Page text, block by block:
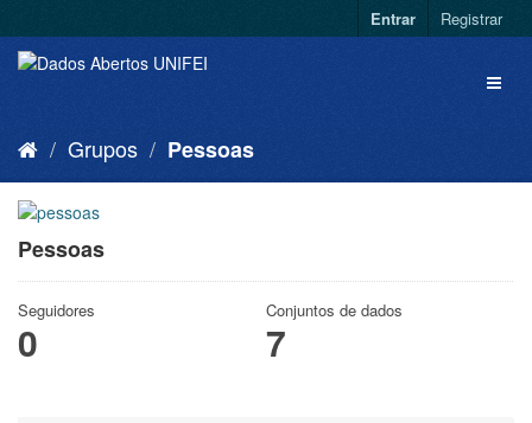
Entrar Registrar
Grupos Pessoas
Pessoas
Seguidores
0
Conjuntos de dados
7